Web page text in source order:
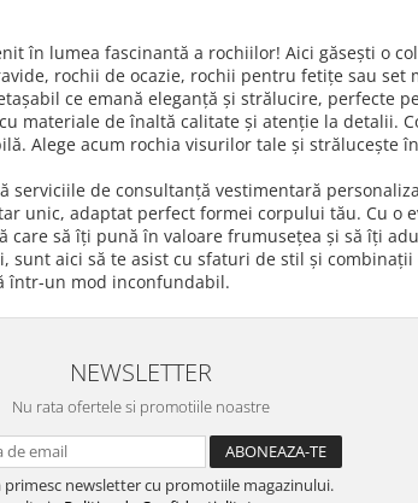
în lumea fascinantă a rochiilor! Aici găsești o
rochii de ocazie, rochii pentru fetițe sau
ce emană eleganță și strălucire, perfecte
materiale de înaltă calitate și atenție la detalii.
Alege acum rochia visurilor tale și strălucește
serviciile de consultanță vestimentară
unic, adaptat perfect formei corpului tău. Cu o
care să îți pună în valoare frumusețea și să îți
sunt aici să te asist cu sfaturi de stil și
într-un mod inconfundabil.
NEWSLETTER
Nu rata ofertele si promotiile noastre
primesc newsletter cu promotiile magazinului.